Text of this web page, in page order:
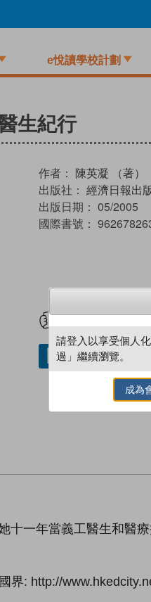
e悅讀學校計劃
生紀行
作者： 陳英凝 （著）
出版社： 經濟日報出
出版日期： 05/2005
國際書號：
借閱實體書
十一年當義工醫生和醫
界: http://
請登入以享受個人
過」繼續瀏覽。
成為